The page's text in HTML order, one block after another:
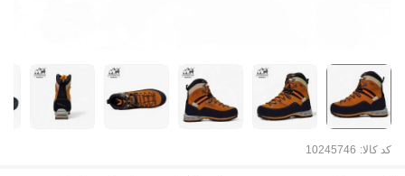
کد کالا: 10245746